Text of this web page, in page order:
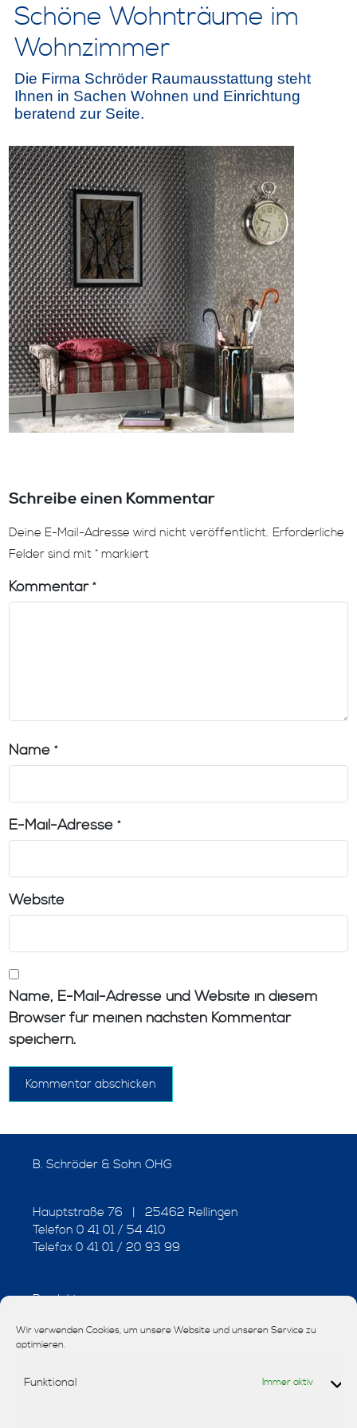
Wir verwenden Cookies, um unsere Website und unseren Service zu
optimieren.
Funktional Immer aktiv
Schöne Wohnträume im
Wohnzimmer
Die Firma Schröder Raumausstattung steht
Ihnen in Sachen Wohnen und Einrichtung
beratend zur Seite.
Schreibe einen Kommentar
Deine E-Mail-Adresse wird nicht veröffentlicht. Erforderliche
Felder sind mit* markiert
Kommentar*
Name*
E-Mail-Adresse*
Website
Name, E-Mail-Adresse und Website in diesem
Browser für meinen nächsten Kommentar
speichern.
B. Schröder & Sohn OHG
Hauptstraße 76 | 25462 Rellingen
Telefon 0 41 01 / 54 410
Telefax 0 41 01 / 20 93 99
Produkte
Interior-Design
Tapeten